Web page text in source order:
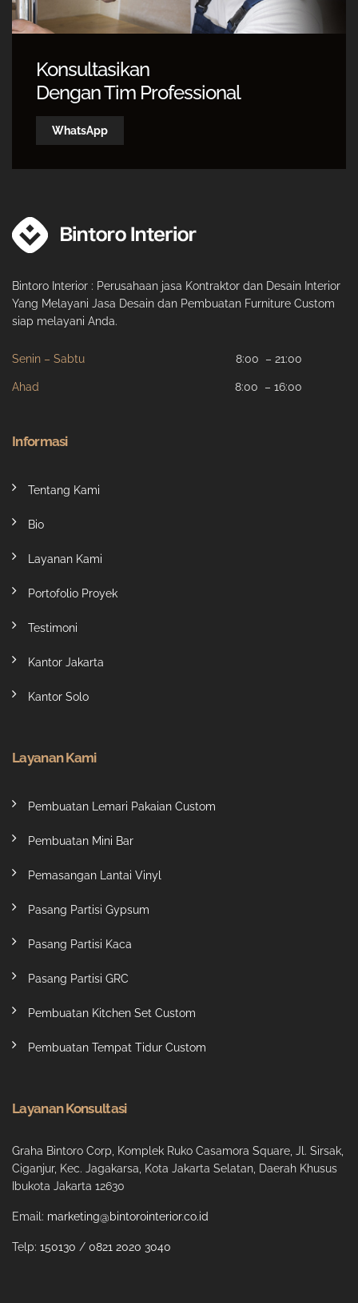
Konsultasikan
Dengan Tim Professional
WhatsApp
Bintoro Interior : Perusahaan jasa Kontraktor dan Desain Interior
Yang Melayani Jasa Desain dan Pembuatan Furniture Custom
siap melayani Anda.
Senin – Sabtu 8:00 – 21:00
Ahad 8:00 – 16:00
Informasi
Tentang Kami
Bio
Layanan Kami
Portofolio Proyek
Testimoni
Kantor Jakarta
Kantor Solo
Layanan Kami
Pembuatan Lemari Pakaian Custom
Pembuatan Mini Bar
Pemasangan Lantai Vinyl
Pasang Partisi Gypsum
Pasang Partisi Kaca
Pasang Partisi GRC
Pembuatan Kitchen Set Custom
Pembuatan Tempat Tidur Custom
Layanan Konsultasi
Graha Bintoro Corp, Komplek Ruko Casamora Square, Jl. Sirsak,
Ciganjur, Kec. Jagakarsa, Kota Jakarta Selatan, Daerah Khusus
Ibukota Jakarta 12630
Email: marketing@bintorointerior.co.id
Telp: 150130 / 0821 2020 3040